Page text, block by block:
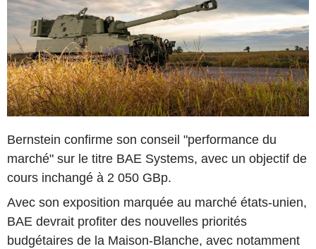
Bernstein confirme son conseil "performance du
marché" sur le titre BAE Systems, avec un objectif de
cours inchangé à 2 050 GBp.
Avec son exposition marquée au marché états-unien,
BAE devrait profiter des nouvelles priorités
budgétaires de la Maison-Blanche, avec notamment